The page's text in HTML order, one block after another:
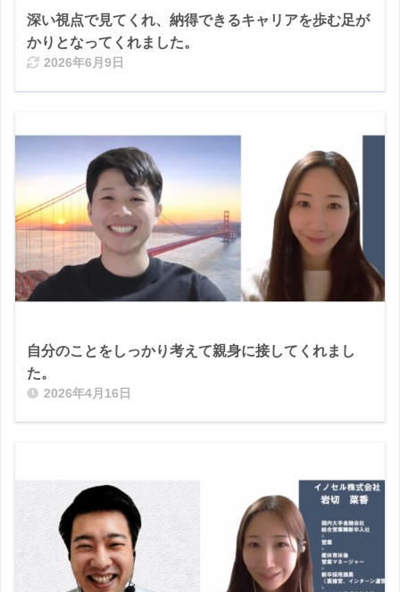
深い視点で見てくれ、納得できるキャリアを歩む足が
かりとなってくれました。
2026年6月9日
自分のことをしっかり考えて親身に接してくれまし
た。
2026年4月16日